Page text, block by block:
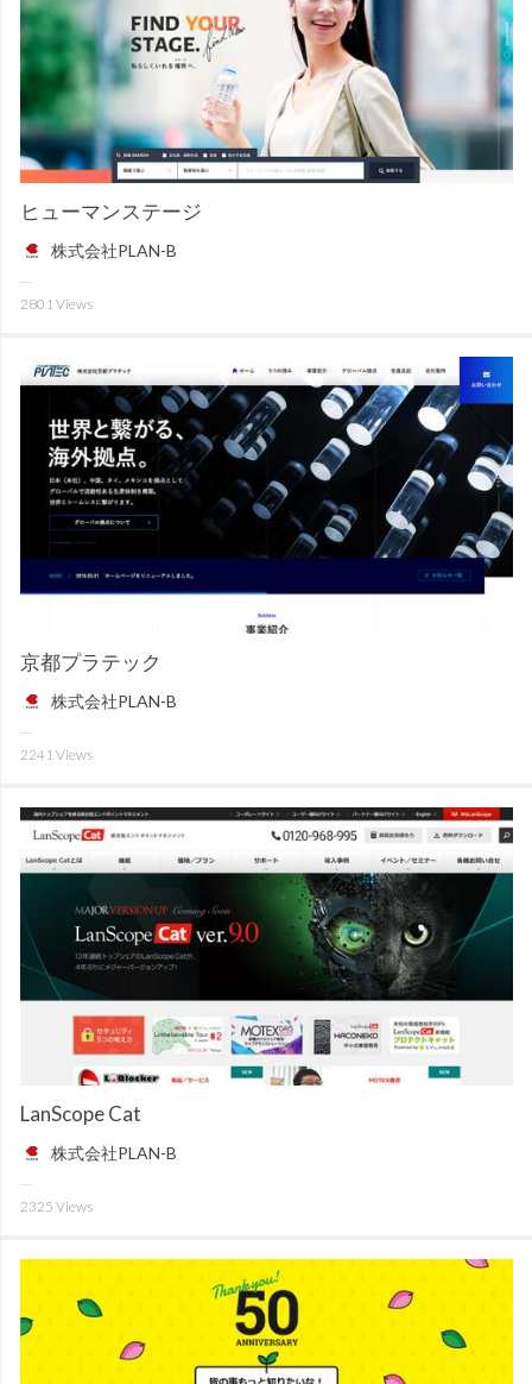
ヒューマンステージ
株式会社PLAN-B
2801 Views
京都プラテック
株式会社PLAN-B
2241Views
LanScope Cat
株式会社PLAN-B
2325 Views